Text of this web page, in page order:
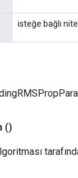
isteğe bağlı
()